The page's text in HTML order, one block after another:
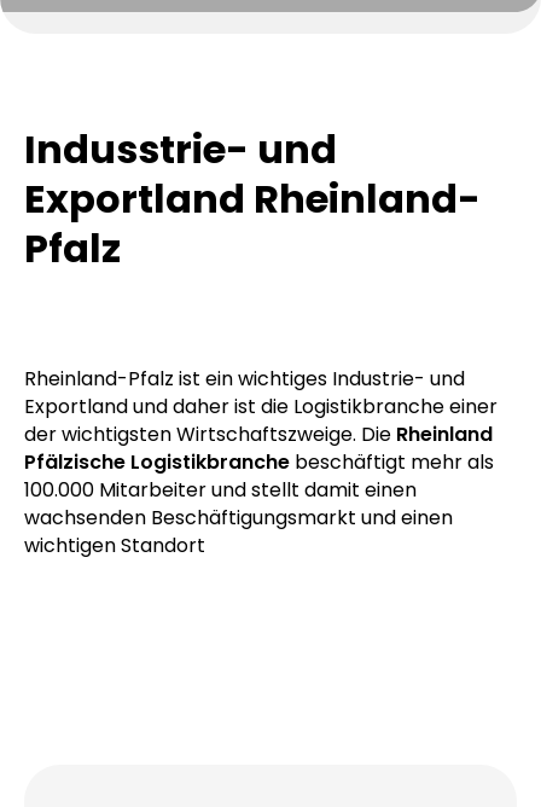
Indusstrie- und
Exportland Rheinland-
Pfalz
Rheinland-Pfalz ist ein wichtiges Industrie- und
Exportland und daher ist die Logistikbranche einer
der wichtigsten Wirtschaftszweige. Die Rheinland
Pfälzische Logistikbranche beschäftigt mehr als
100.000 Mitarbeiter und stellt damit einen
wachsenden Beschäftigungsmarkt und einen
wichtigen Standort